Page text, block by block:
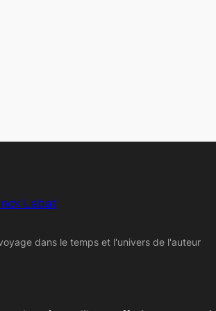
Labat
dans le temps et l'univers de l'auteur